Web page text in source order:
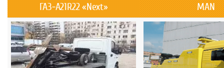
ГАЗ-A21R22 «Next» MAN